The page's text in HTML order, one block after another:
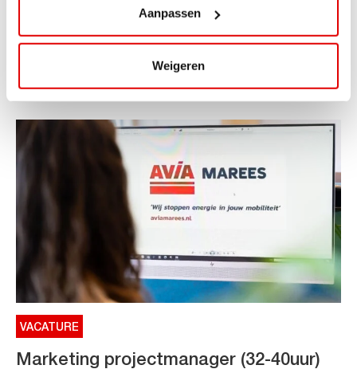
Aanpassen
Weigeren
ViaAVIA Super Deal: €25 korting bij ViaLuxury Hotels
VACATURE
Marketing projectmanager (32-40uur)